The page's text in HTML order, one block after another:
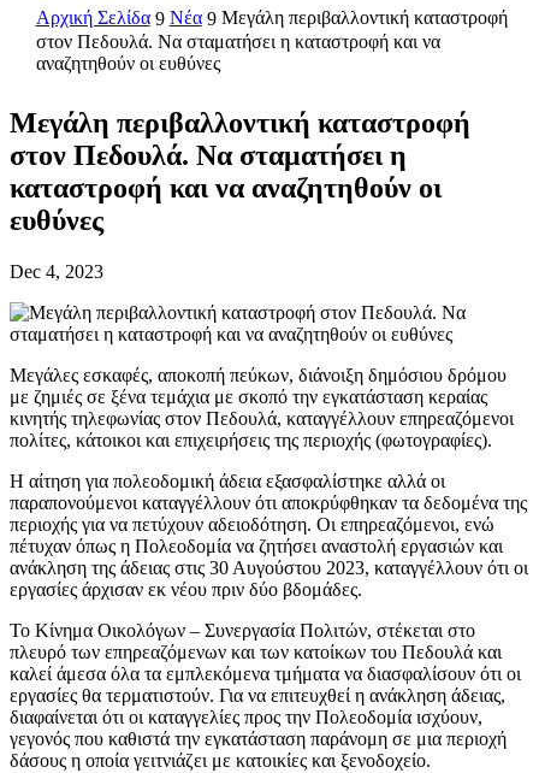
Αρχική Σελίδα 9 Νέα 9 Μεγάλη περιβαλλοντική καταστροφή
στον Πεδουλά. Να σταματήσει η καταστροφή και να
αναζητηθούν οι ευθύνες
Μεγάλη περιβαλλοντική καταστροφή
στον Πεδουλά. Να σταματήσει η
καταστροφή και να αναζητηθούν οι
ευθύνες
Dec 4, 2023
Μεγάλες εσκαφές, αποκοπή πεύκων, διάνοιξη δημόσιου δρόμου
με ζημιές σε ξένα τεμάχια με σκοπό την εγκατάσταση κεραίας
κινητής τηλεφωνίας στον Πεδουλά, καταγγέλλουν επηρεαζόμενοι
πολίτες, κάτοικοι και επιχειρήσεις της περιοχής (φωτογραφίες).
Η αίτηση για πολεοδομική άδεια εξασφαλίστηκε αλλά οι
παραπονούμενοι καταγγέλλουν ότι αποκρύφθηκαν τα δεδομένα της
περιοχής για να πετύχουν αδειoδότηση. Οι επηρεαζόμενοι, ενώ
πέτυχαν όπως η Πολεοδομία να ζητήσει αναστολή εργασιών και
ανάκληση της άδειας στις 30 Αυγούστου 2023, καταγγέλλουν ότι οι
εργασίες άρχισαν εκ νέου πριν δύο βδομάδες.
Το Κίνημα Οικολόγων – Συνεργασία Πολιτών, στέκεται στο
πλευρό των επηρεαζόμενων και των κατοίκων του Πεδουλά και
καλεί άμεσα όλα τα εμπλεκόμενα τμήματα να διασφαλίσουν ότι οι
εργασίες θα τερματιστούν. Για να επιτευχθεί η ανάκληση άδειας,
διαφαίνεται ότι οι καταγγελίες προς την Πολεοδομία ισχύουν,
γεγονός που καθιστά την εγκατάσταση παράνομη σε μια περιοχή
δάσους η οποία γειτνιάζει με κατοικίες και ξενοδοχείο.